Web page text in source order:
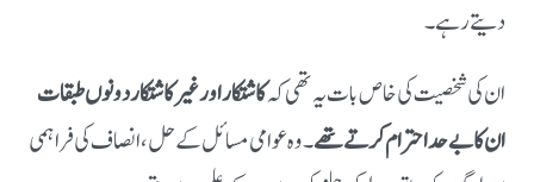
دیتے رہے۔
ان کی شخصیت کی خاص بات یہ تھی کہکاشتکار اور غیر کاشتکار دونوں طبقات
ان کا بے حد احترام کرتے تھے۔ وہ عوامی مسائل کے حل، انصاف کی فراہمی